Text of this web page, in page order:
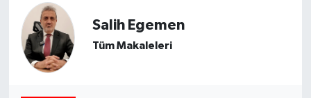
Salih Egemen
Tüm Makaleleri